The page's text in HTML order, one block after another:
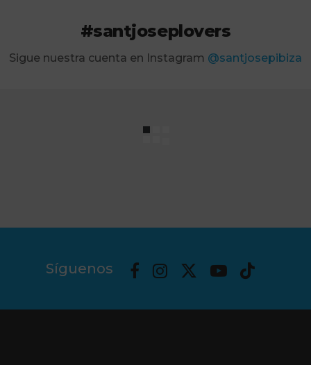
#santjoseplovers
Sigue nuestra cuenta en Instagram @santjosepibiza
Síguenos